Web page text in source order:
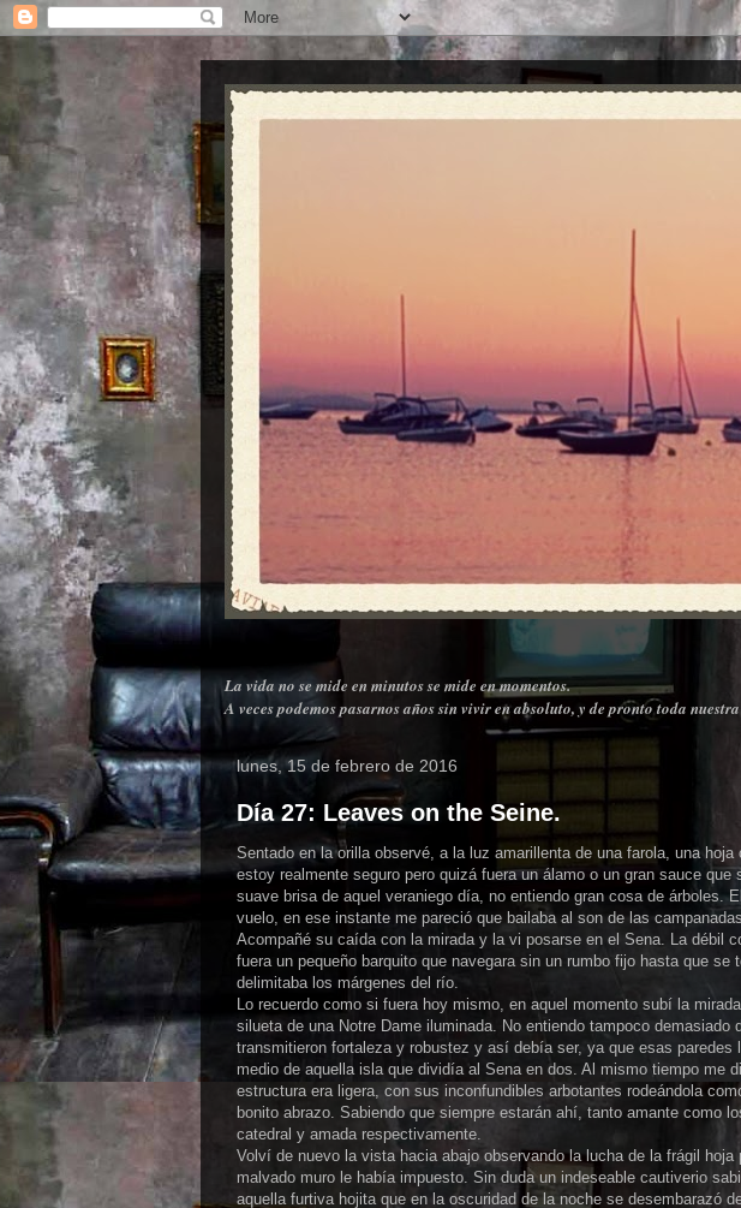
La vida no se mide en minutos se mide en momentos.
A veces podemos pasarnos años sin vivir en absoluto, y de pronto toda
lunes, 15 de febrero de 2016
Día 27: Leaves on the Seine.
Sentado en la orilla observé, a la luz amarillenta de una farola, una
estoy realmente seguro pero quizá fuera un álamo o un gran sauce
suave brisa de aquel veraniego día, no entiendo gran cosa de árboles.
vuelo, en ese instante me pareció que bailaba al son de las
Acompañé su caída con la mirada y la vi posarse en el Sena. La débil
fuera un pequeño barquito que navegara sin un rumbo fijo hasta que se
delimitaba los márgenes del río.
Lo recuerdo como si fuera hoy mismo, en aquel momento subí la
silueta de una Notre Dame iluminada. No entiendo tampoco demasiado
transmitieron fortaleza y robustez y así debía ser, ya que esas paredes
medio de aquella isla que dividía al Sena en dos. Al mismo tiempo me
estructura era ligera, con sus inconfundibles arbotantes rodeándola
bonito abrazo. Sabiendo que siempre estarán ahí, tanto amante como
catedral y amada respectivamente.
Volví de nuevo la vista hacia abajo observando la lucha de la frágil hoja
malvado muro le había impuesto. Sin duda un indeseable cautiverio
aquella furtiva hojita que en la oscuridad de la noche se desembarazó